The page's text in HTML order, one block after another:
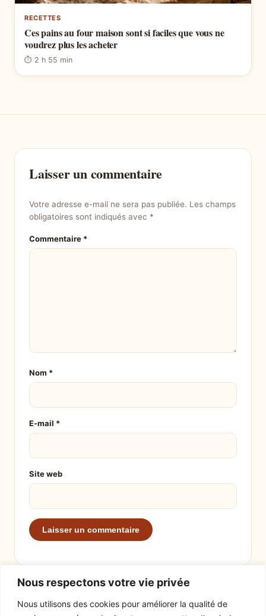
Nous respectons votre vie privée
Nous utilisons des cookies pour améliorer la qualité de
RECETTES
Ces pains au four maison sont si faciles que vous ne
voudrez plus les acheter
⏱ 2 h 55 min
Laisser un commentaire
Votre adresse e-mail ne sera pas publiée. Les champs
obligatoires sont indiqués avec *
Commentaire *
Nom *
E-mail *
Site web